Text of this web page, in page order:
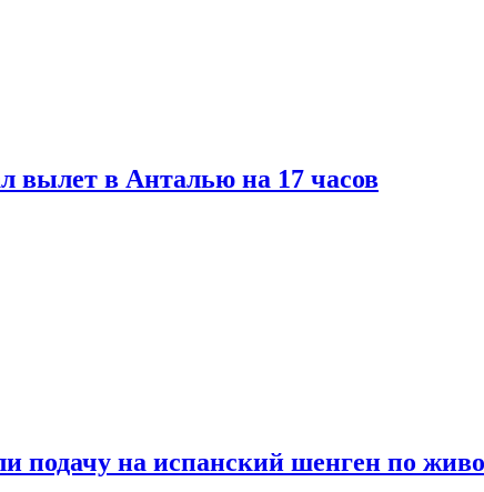
вылет в Анталью на 17 часов
подачу на испанский шенген по